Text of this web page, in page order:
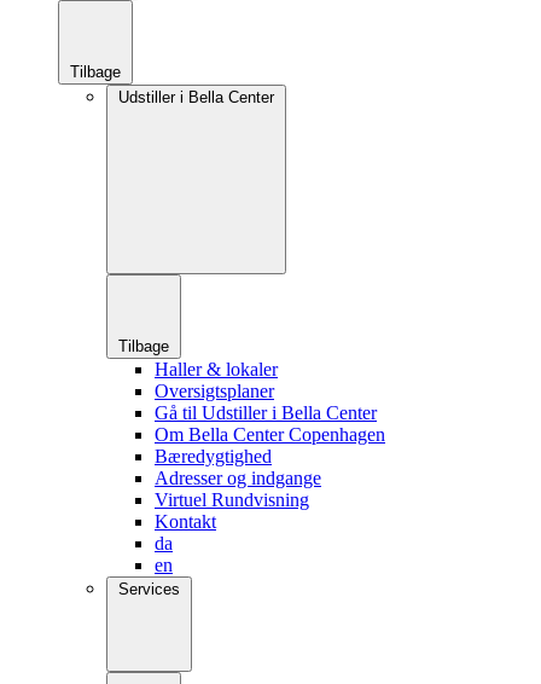
Tilbage
Udstiller i Bella Center
Tilbage
Haller & lokaler
Oversigtsplaner
Gå til Udstiller i Bella Center
Om Bella Center Copenhagen
Bæredygtighed
Adresser og indgange
Virtuel Rundvisning
Kontakt
da
en
Services